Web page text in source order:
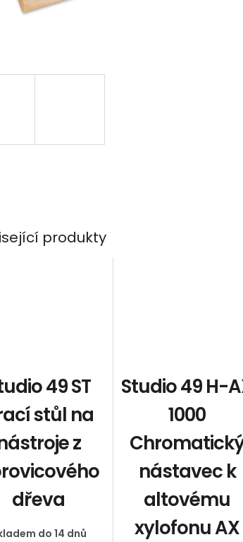
produkty
49 ST
stůl na
z
dřeva
do 14 dnů
Studio 49 H-
1000
nástavec k
altovému
xylofonu AX